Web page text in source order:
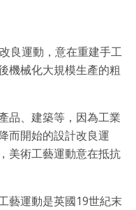
良運動，意在重建手工
機械化大規模生產的粗
品、建築等，因為工業
而開始的設計改良運
美術工藝運動意在抵抗
藝運動是英國19世紀末